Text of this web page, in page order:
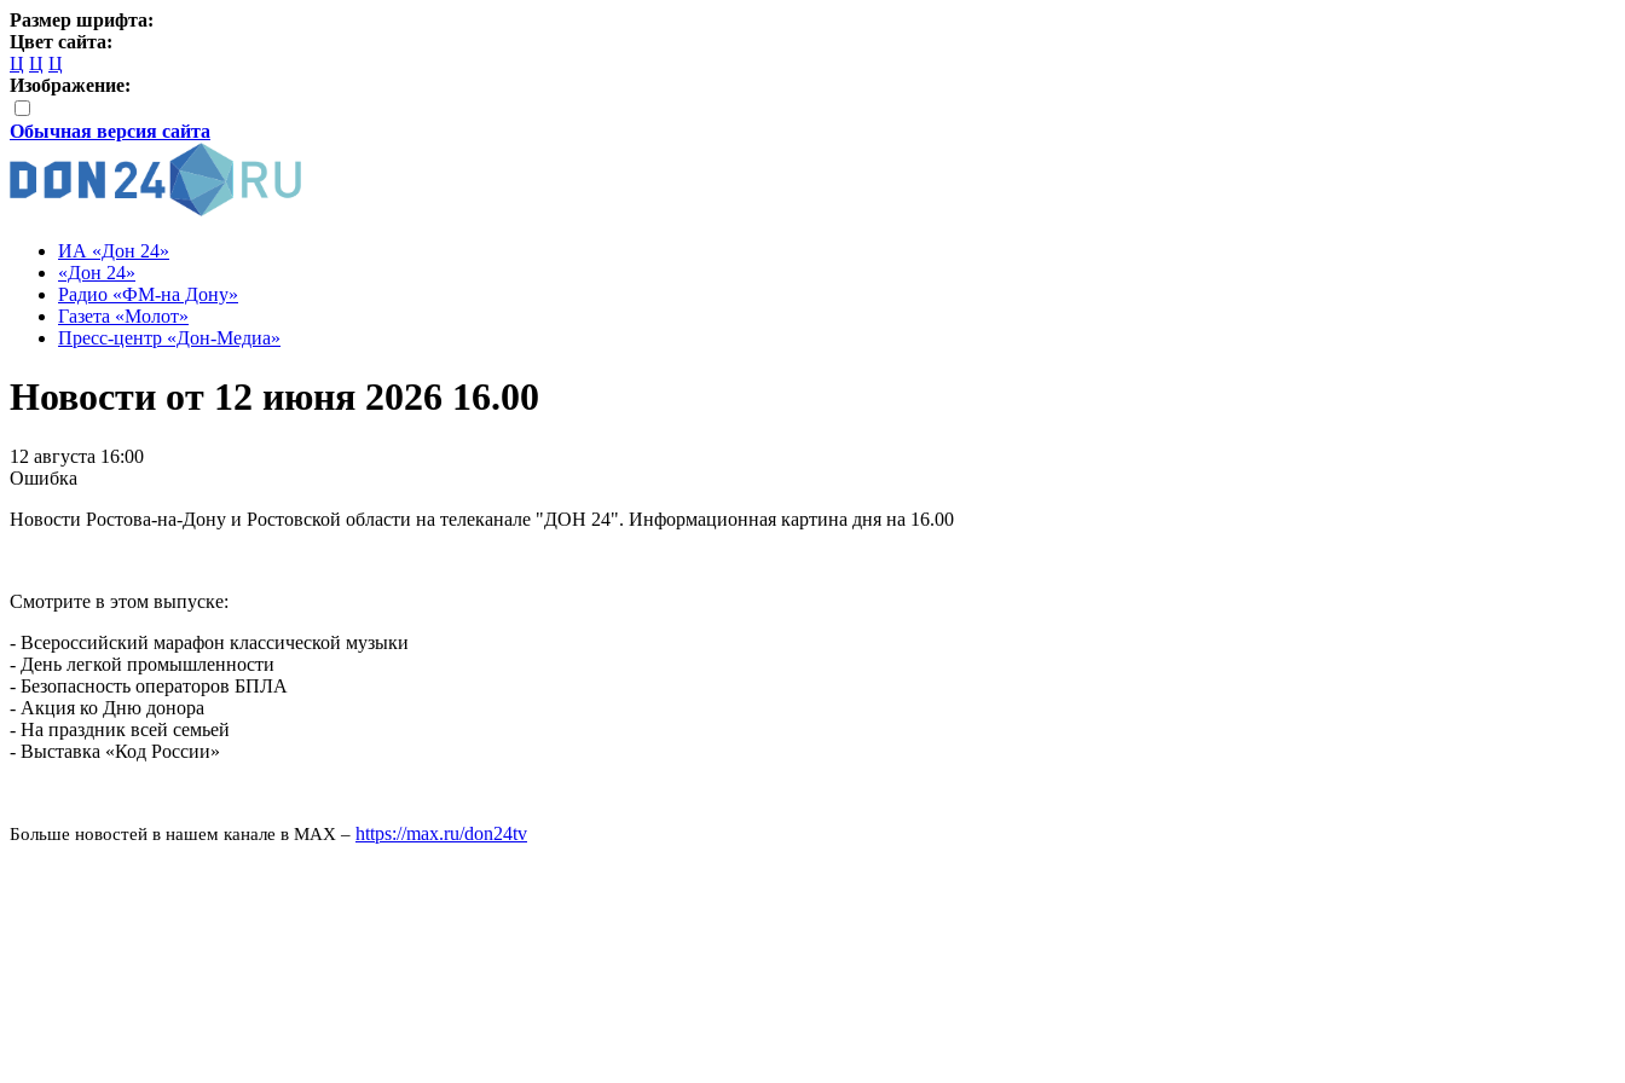
Размер шрифта:
Цвет сайта:
Ц Ц Ц
Изображение:
Обычная версия сайта
ИА «Дон 24»
«Дон 24»
Радио «ФМ-на Дону»
Газета «Молот»
Пресс-центр «Дон-Медиа»
Новости от 12 июня 2026 16.00
12 августа 16:00
Ошибка
Новости Ростова-на-Дону и Ростовской области на телеканале "ДОН 24". Информационная картина дня на 16.00
Смотрите в этом выпуске:
- Всероссийский марафон классической музыки
- День легкой промышленности
- Безопасность операторов БПЛА
- Акция ко Дню донора
- На праздник всей семьей
- Выставка «Код России»
Больше новостей в нашем канале в МАХ – https://max.ru/don24tv